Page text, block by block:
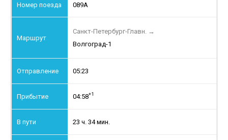
089А
Санкт-Петербург-Главн. →
Волгоград-1
05:23
04:58+1
23 ч. 34 мин.